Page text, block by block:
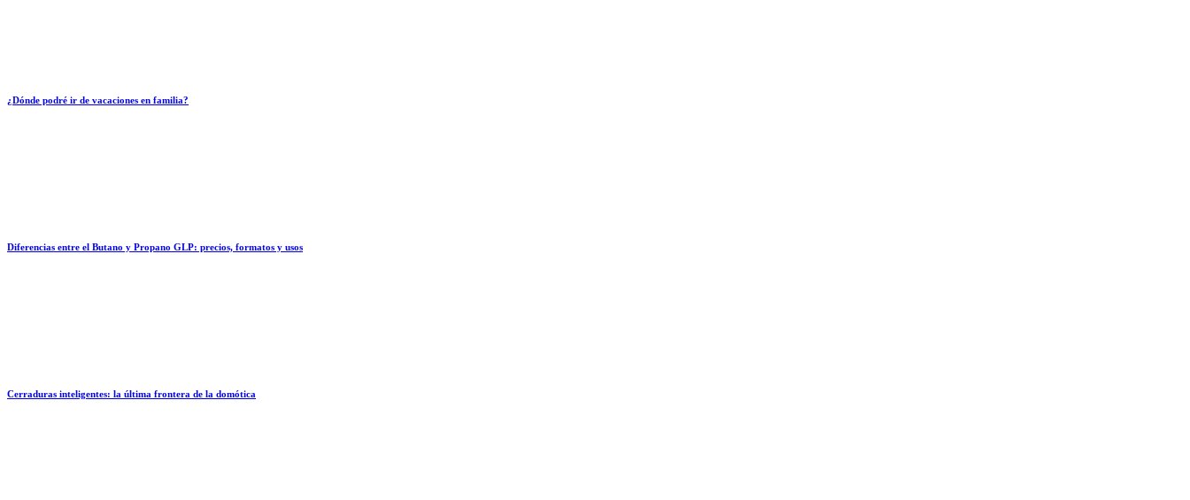
¿Dónde podré ir de vacaciones en familia?
Diferencias entre el Butano y Propano GLP: precios, formatos y usos
Cerraduras inteligentes: la última frontera de la domótica